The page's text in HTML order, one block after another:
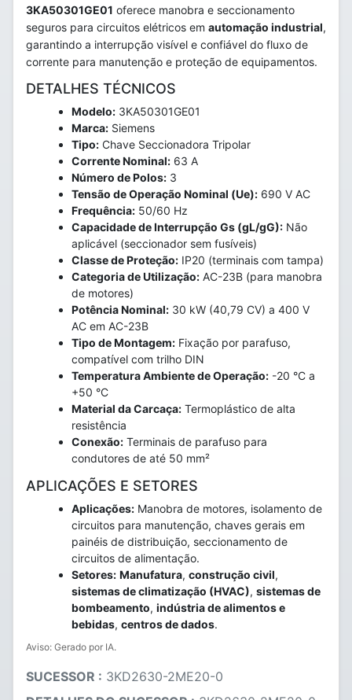
3KA50301GE01 oferece manobra e seccionamento
seguros para circuitos elétricos em automação industrial,
garantindo a interrupção visível e confiável do fluxo de
corrente para manutenção e proteção de equipamentos.
DETALHES TÉCNICOS
Modelo: 3KA50301GE01
Marca: Siemens
Tipo: Chave Seccionadora Tripolar
Corrente Nominal: 63 A
Número de Polos: 3
Tensão de Operação Nominal (Ue): 690 V AC
Frequência: 50/60 Hz
Capacidade de Interrupção Gs (gL/gG): Não
aplicável (seccionador sem fusíveis)
Classe de Proteção: IP20 (terminais com tampa)
Categoria de Utilização: AC-23B (para manobra
de motores)
Potência Nominal: 30 kW (40,79 CV) a 400 V
AC em AC-23B
Tipo de Montagem: Fixação por parafuso,
compatível com trilho DIN
Temperatura Ambiente de Operação: -20 °C a
+50 °C
Material da Carcaça: Termoplástico de alta
resistência
Conexão: Terminais de parafuso para
condutores de até 50 mm²
APLICAÇÕES E SETORES
Aplicações: Manobra de motores, isolamento de
circuitos para manutenção, chaves gerais em
painéis de distribuição, seccionamento de
circuitos de alimentação.
Setores: Manufatura, construção civil,
sistemas de climatização (HVAC), sistemas de
bombeamento, indústria de alimentos e
bebidas, centros de dados.
Aviso: Gerado por IA.
SUCESSOR : 3KD2630-2ME20-0